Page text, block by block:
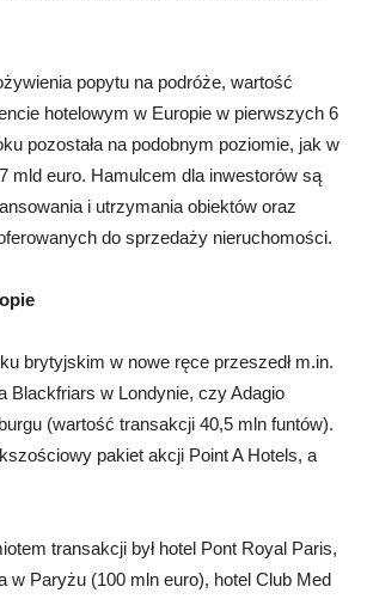
popytu na podróże, wartość
hotelowym w Europie w pierwszych 6
pozostała na podobnym poziomie, jak w
mld euro. Hamulcem dla inwestorów są
i utrzymania obiektów oraz
do sprzedaży nieruchomości.
brytyjskim w nowe ręce przeszedł m.in.
Blackfriars w Londynie, czy Adagio
(wartość transakcji 40,5 mln funtów).
pakiet akcji Point A Hotels, a
transakcji był hotel Pont Royal Paris,
w Paryżu (100 mln euro), hotel Club Med